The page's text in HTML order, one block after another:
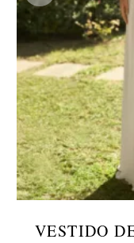
VESTIDO